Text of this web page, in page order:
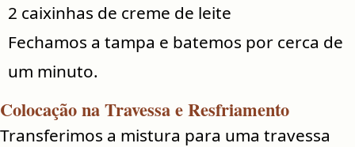
2 caixinhas de creme de leite
Fechamos a tampa e batemos por cerca de
um minuto.
Colocação na Travessa e Resfriamento
Transferimos a mistura para uma travessa